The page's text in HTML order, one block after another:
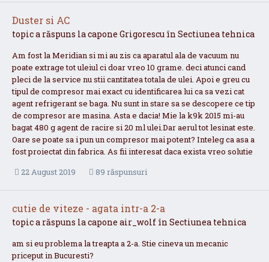
Duster si AC
topic a răspuns lacapone Grigorescu în Sectiunea tehnica
Am fost la Meridian si mi au zis ca aparatul ala de vacuum nu
poate extrage tot uleiul ci doar vreo 10 grame. deci atunci cand
pleci de la service nu stii cantitatea totala de ulei. Apoi e greu cu
tipul de compresor mai exact cu identificarea lui ca sa vezi cat
agent refrigerant se baga. Nu sunt in stare sa se descopere ce tip
de compresor are masina. Asta e dacia! Mie la k9k 2015 mi-au
bagat 480 g agent de racire si 20 ml ulei.Dar aerul tot lesinat este.
Oare se poate sa i pun un compresor mai potent? Inteleg ca asa a
fost proiectat din fabrica. As fii interesat daca exista vreo solutie
22 August 2019
89 răspunsuri
cutie de viteze - agata intr-a 2-a
topic a răspuns lacapone air_wolf în Sectiunea tehnica
am si eu problema la treapta a 2-a. Stie cineva un mecanic
priceput in Bucuresti?